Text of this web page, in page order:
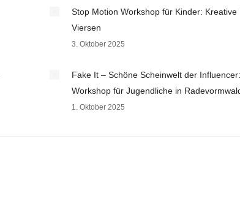
Stop Motion Workshop für Kinder: Kreative
Viersen
3. Oktober 2025
Fake It – Schöne Scheinwelt der
Workshop für Jugendliche in
1. Oktober 2025